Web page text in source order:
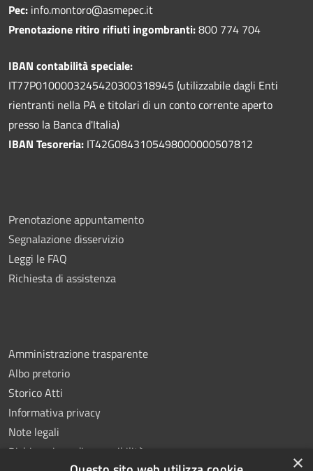
Pec: info.montoro@asmepec.it
Prenotazione ritiro rifiuti ingombranti:800 774 704
IBAN contabilità speciale:
IT77P0100003245420300318945 (utilizzabile dagli Enti
rientranti nella PA e titolari di un conto corrente aperto
presso la Banca d'Italia)
IBAN Tesoreria: IT42G0843105498000000507812
Prenotazione appuntamento
Segnalazione disservizio
Leggi le FAQ
Richiesta di assistenza
Amministrazione trasparente
Albo pretorio
Storico Atti
Informativa privacy
Note legali
Dichiarazione di accessibilità
×